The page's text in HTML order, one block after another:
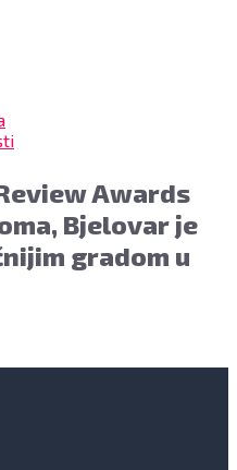
Awards
Bjelovar je
gradom u